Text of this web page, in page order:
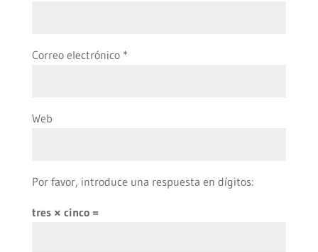
Correo electrónico *
Web
Por favor, introduce una respuesta en dígitos:
tres × cinco =